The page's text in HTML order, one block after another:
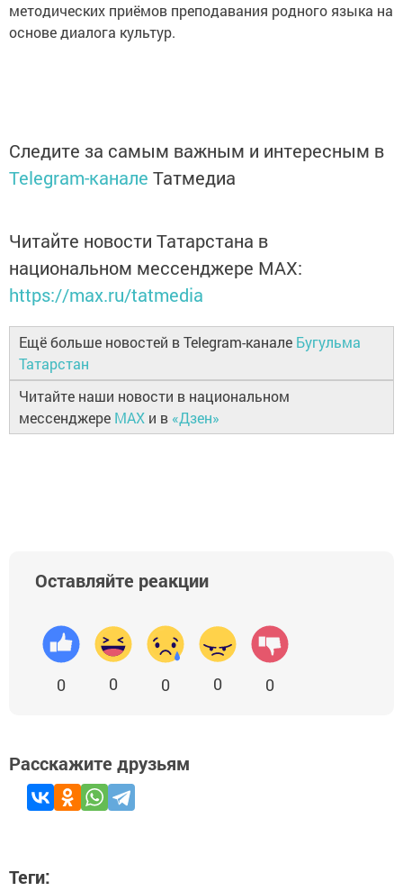
методических приёмов преподавания родного языка на
основе диалога культур.
Следите за самым важным и интересным в
Telegram-канале Татмедиа
Читайте новости Татарстана в
национальном мессенджере MАХ:
https://max.ru/tatmedia
Ещё больше новостей в Telegram-канале Бугульма
Татарстан
Читайте наши новости в национальном
мессенджере MAX и в «Дзен»
Оставляйте реакции
0 0 0 0 0
Расскажите друзьям
Теги: